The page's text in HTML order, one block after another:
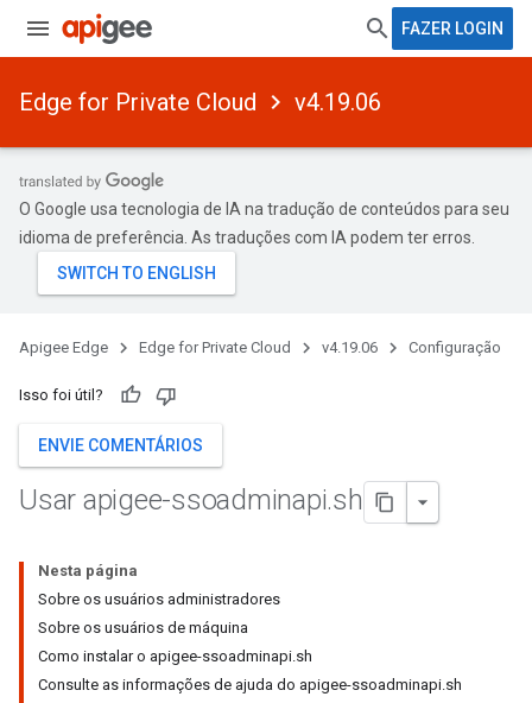
FAZER LOGIN
Edge for Private Cloud v4.19.06
O Google usa tecnologia de IA na tradução de conteúdos para seu
idioma de preferência. As traduções com IA podem ter erros.
Apigee Edge Edge for Private Cloud v4.19.06 Configuração
Isso foi útil?
ENVIE COMENTÁRIOS
Usar apigee-ssoadminapi.sh
Nesta página
Sobre os usuários administradores
Sobre os usuários de máquina
Como instalar o apigee-ssoadminapi.sh
Consulte as informações de ajuda do apigee-ssoadminapi.sh